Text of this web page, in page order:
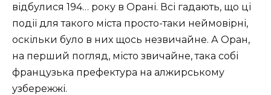
відбулися 194… року в Орані. Всі гадають, що ці
події для такого міста просто-таки неймовірні,
оскільки було в них щось незвичайне. А Оран,
на перший погляд, місто звичайне, така собі
французька префектура на алжирському
узбережжі.